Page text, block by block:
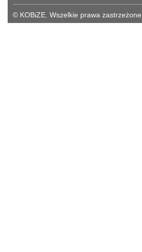
© KOBiZE. Wszelkie prawa zastrzeżone